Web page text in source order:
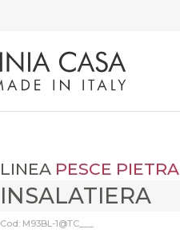
LINEA PESCE PIETRA
INSALATIERA
Cod: M93BL-1@TC___